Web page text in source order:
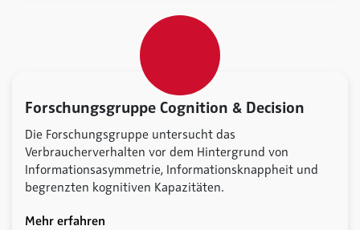
Forschungsgruppe Cognition & Decision
Die Forschungsgruppe untersucht das
Verbraucherverhalten vor dem Hintergrund von
Informationsasymmetrie, Informationsknappheit und
begrenzten kognitiven Kapazitäten.
Mehr erfahren